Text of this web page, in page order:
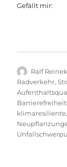
Gefällt mir:
Autor
Ralf
Radverkehr,
klimaresiliente,